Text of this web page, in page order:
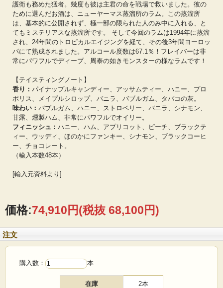
護衛も務めた猛者。幾度も彼は主君の命を戦場で救いました。彼の
ために選んだお酒は、ニューヤーマス蒸溜所のラム。この蒸溜所
は、基本的に公開されず、極一部の限られた人のみ中に入れる、と
てもミステリアスな蒸溜所です。 そして今回のラムは1994年に蒸溜
され、24年間のトロピカルエイジングを経て、その後3年間ヨーロッ
パにて熟成されました。アルコール度数は67.1％！フレイバーは非
常にパワフルでディープ、周泰の如きモンスターの様なラムです！
【テイスティングノート】
香り： パイナップルキャンディー、アッサムティー、ハニー、プロ
ポリス、メイプルシロップ、バニラ、バブルガム、タバコの灰。
味わい： バブルガム、ハニー、ストロベリー、バニラ、シナモン、
甘露、燻製ハム、非常にパワフルでオイリー。
フィニッシュ： ハニー、ハム、アプリコット、ピーチ、ブラックテ
ィー、ウッディ、ほのかにファンキー、シナモン、ブラックコーヒ
ー、チョコレート。
（輸入本数48本）
[輸入元資料より]
価格:74,910円(税抜 68,100円)
注文
購入数： 本
在庫 2本